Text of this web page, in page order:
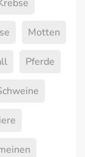
Motten
Pferde